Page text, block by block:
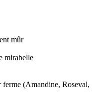
mûr
mirabelle
ferme (Amandine, Roseval,